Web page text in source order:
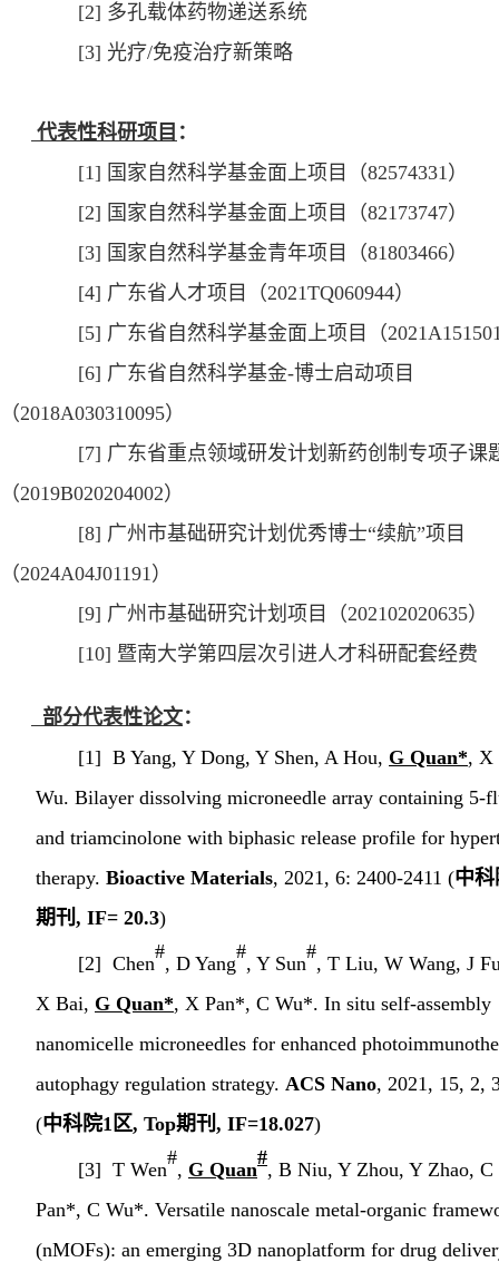
[2] 多孔载体药物递送系统
[3] 光疗/免疫治疗新策略
代表性科研项目 ：
[1] 国家自然科学基金面上项目（82574331）
[2] 国家自然科学基金面上项目（82173747）
[3] 国家自然科学基金青年项目（81803466）
[4] 广东省人才项目 （2021TQ060944）
[5] 广东省自然科学基金面上项目（
[6] 广东省自然科学基金-博士启动项目
（2018A030310095）
[7] 广东省重点领域研发计划新药创制专项子课
（2019B020204002）
[8] 广州市基础研究计划优秀博士“续航”项目
（2024A04J01191）
[9] 广州市基础研究计划项目（202102020635）
[10] 暨南大学第四层次引进人才科研配套经费
部分代表性论文：
[1] B Yang, Y Dong, Y Shen, A Hou, G Quan*, X
Wu. Bilayer dissolving microneedle array containing 5-
and triamcinolone with biphasic release profile for
therapy. Bioactive Materials, 2021, 6: 2400-2411 (中科
期刊, IF= 20.3)
[2] Chen
#
, D Yang
#
, Y Sun
#
, T Liu, W Wang, J
X Bai, G Quan*, X Pan*, C Wu*. In situ self-assembly
nanomicelle microneedles for enhanced
autophagy regulation strategy. ACS Nano, 2021, 15, 2,
(中科院1 区, Top期刊, IF=18.027)
[3] T Wen
#
, G Quan
#
, B Niu, Y Zhou, Y Zhao,
Pan*, C Wu*. Versatile nanoscale metal-organic
(nMOFs): an emerging 3D nanoplatform for drug